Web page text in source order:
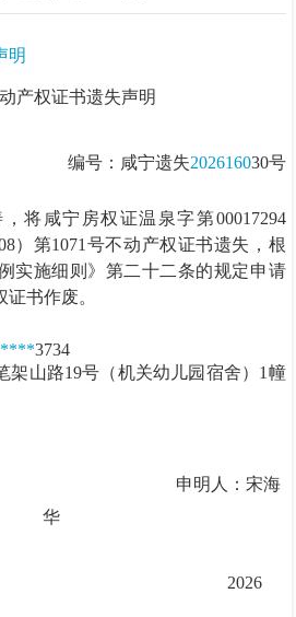
明
产权证书遗失声明
编号：咸宁遗失202616030号
，将 咸宁房权证温泉字第00017294
）第1071 号不动产权证书遗失 ，根
实施细则》第二十二条的规定申请
书作废。
3734
架山路19号（机关幼儿园宿舍）1幢
申明人：宋海
华
2026